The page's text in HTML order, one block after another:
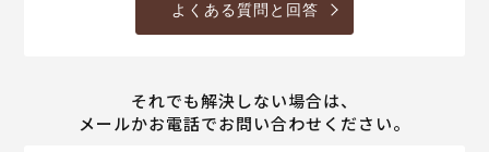
よくある質問と回答
それでも解決しない場合は、
メールかお電話でお問い合わせください。